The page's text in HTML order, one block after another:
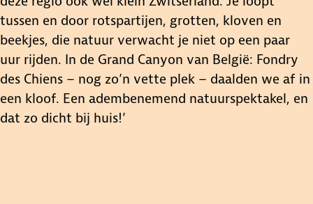
tussen en door rotspartijen, grotten, kloven en
beekjes, die natuur verwacht je niet op een paar
uur rijden. In de Grand Canyon van België: Fondry
des Chiens – nog zo’n vette plek – daalden we af in
een kloof. Een adembenemend natuurspektakel, en
dat zo dicht bij huis!’